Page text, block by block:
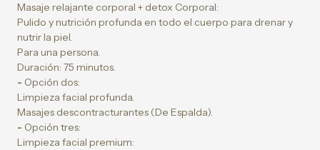
Masaje relajante corporal + detox Corporal:
Pulido y nutrición profunda en todo el cuerpo para drenar y
nutrir la piel.
Para una persona.
Duración: 75 minutos.
- Opción dos:
Limpieza facial profunda.
Masajes descontracturantes (De Espalda).
- Opción tres:
Limpieza facial premium: